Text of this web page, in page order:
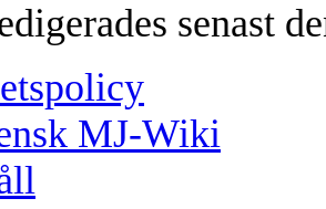
senast
MJ-Wiki